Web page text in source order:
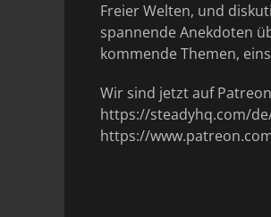
Freier Welten, und
spannende Anekdoten
kommende Themen,
Wir sind jetzt auf
https://steadyhq.com/
https://